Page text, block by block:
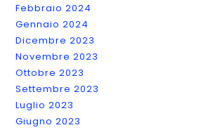
Febbraio 2024
Gennaio 2024
Dicembre 2023
Novembre 2023
Ottobre 2023
Settembre 2023
Luglio 2023
Giugno 2023